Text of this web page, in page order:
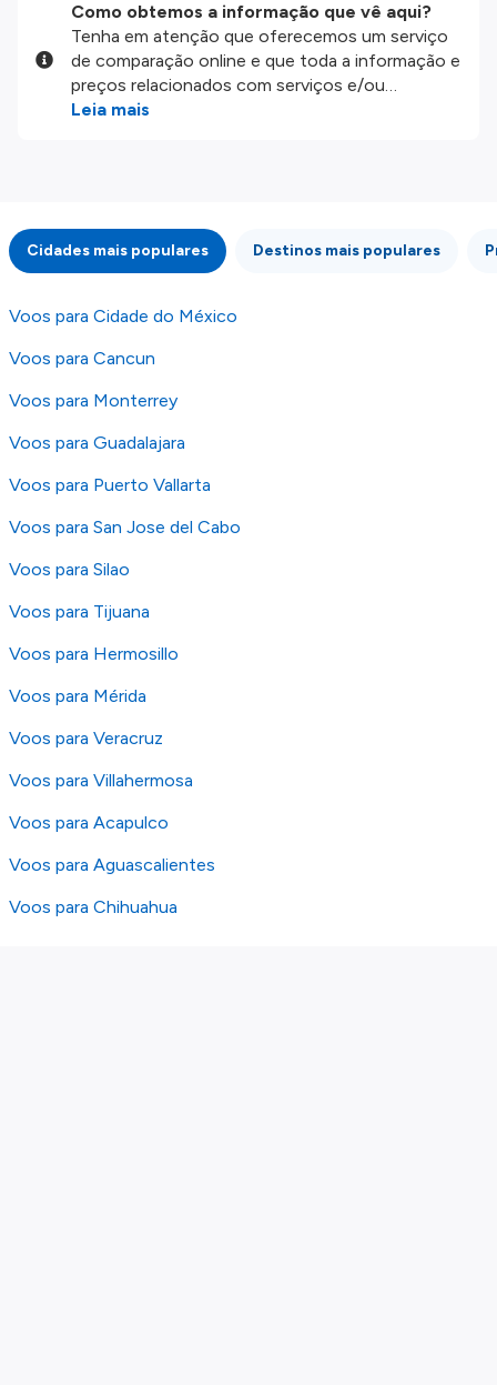
Como obtemos a informação que vê aqui?
Tenha em atenção que oferecemos um serviço
de comparação online e que toda a informação e
preços relacionados com serviços e/ou
produtos disponíveis no nosso website são
integridade ou pela precisão da informação
publicada, por isso verifique com atenção todas
as condições no website do parceiro antes de
fazer uma reserva. Para mais detalhes verifique
os nossosTermos e Condições
Leia mais
Cidades mais populares Destinos mais populares
Voos para Cidade do México
Voos para Cancun
Voos para Monterrey
Voos para Guadalajara
Voos para Puerto Vallarta
Voos para San Jose del Cabo
Voos para Silao
Voos para Tijuana
Voos para Hermosillo
Voos para Mérida
Voos para Veracruz
Voos para Villahermosa
Voos para Acapulco
Voos para Aguascalientes
Voos para Chihuahua